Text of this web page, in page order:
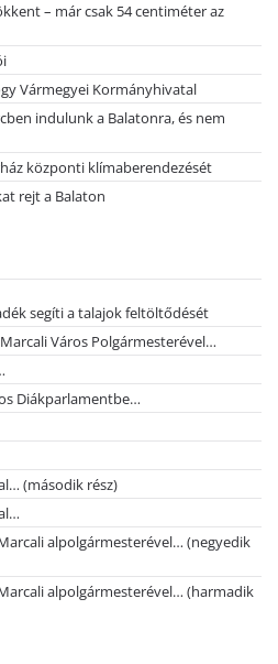
– már csak 54 centiméter az
Vármegyei Kormányhivatal
indulunk a Balatonra, és nem
központi klímaberendezését
rejt a Balaton
segíti a talajok feltöltődését
Város Polgármesterével…
Diákparlamentbe…
(második rész)
alpolgármesterével… (negyedik
alpolgármesterével… (harmadik